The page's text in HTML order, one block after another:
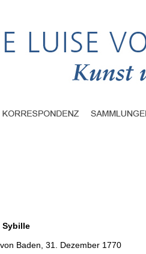
Sybille
Baden, 31. Dezember 1770